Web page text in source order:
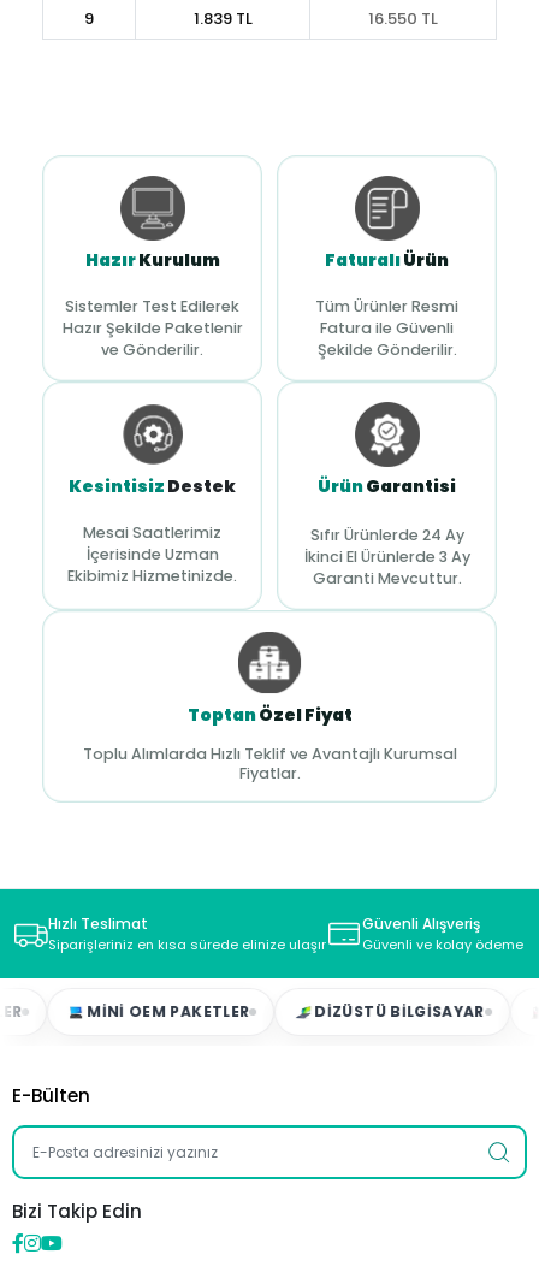
9
1.839 TL 16.550 TL
HazırKurulum
Sistemler Test Edilerek
Hazır Şekilde Paketlenir
ve Gönderilir.
FaturalıÜrün
Tüm Ürünler Resmi
Fatura ile Güvenli
Şekilde Gönderilir.
Kesintisiz Destek
Mesai Saatlerimiz
İçerisinde Uzman
Ekibimiz Hizmetinizde.
ÜrünGarantisi
Sıfır Ürünlerde 24 Ay
İkinci El Ürünlerde 3 Ay
Garanti Mevcuttur.
ToptanÖzel Fiyat
Toplu Alımlarda Hızlı Teklif ve Avantajlı Kurumsal
Fiyatlar.
Hızlı Teslimat
Siparişleriniz en kısa sürede elinize ulaşır
Güvenli Alışveriş
Güvenli ve kolay ödeme
MINI OEM PAKETLER DIZÜSTÜ BILGISAYAR
E-Bülten
Bizi Takip Edin